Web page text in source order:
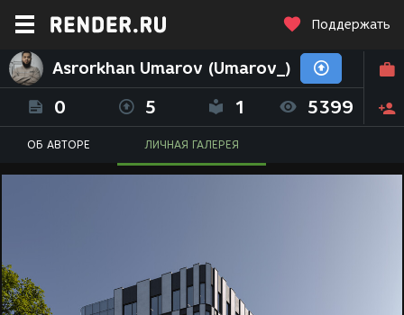
Поддержать
Asrorkhan Umarov (Umarov_)
0 5 1 5399
ОБ АВТОРЕ ЛИЧНАЯ ГАЛЕРЕЯ